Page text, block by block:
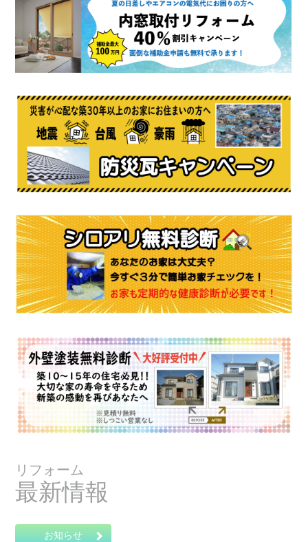
リフォーム
最新情報
お知らせ